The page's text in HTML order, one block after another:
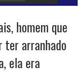
homem que
ter arranhado
ela era